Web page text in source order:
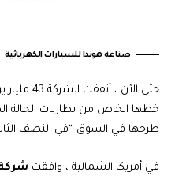
صناعة هوندا للسيارات الكهربائية
خطها الخاص من بطاريات الحالة
طرحها في السوق “في النصف
في أمريكا الشمالية ، وافقت شركة